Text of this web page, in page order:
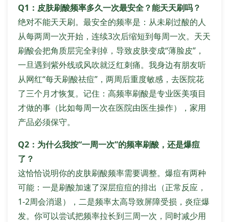
Q1：皮肤刷酸频率多久一次最安全？能天天刷吗？
绝对不能天天刷。最安全的频率是：从未刷过酸的人
从每两周一次开始，连续3次后缩短到每周一次。天天
刷酸会把角质层完全剥掉，导致皮肤变成“薄脸皮”，
一旦遇到紫外线或风吹就泛红刺痛。我身边有朋友听
从网红“每天刷酸祛痘”，两周后重度敏感，去医院花
了三个月才恢复。记住：高频率刷酸是专业医美项目
才做的事（比如每周一次在医院由医生操作），家用
产品必须保守。
Q2：为什么我按“一周一次”的频率刷酸，还是爆痘
了？
这恰恰说明你的皮肤刷酸频率需要调整。爆痘有两种
可能：一是刷酸加速了深层痘痘的排出（正常反应，
1-2周会消退），二是频率太高导致屏障受损，炎症爆
发。你可以尝试把频率拉长到三周一次，同时减少用